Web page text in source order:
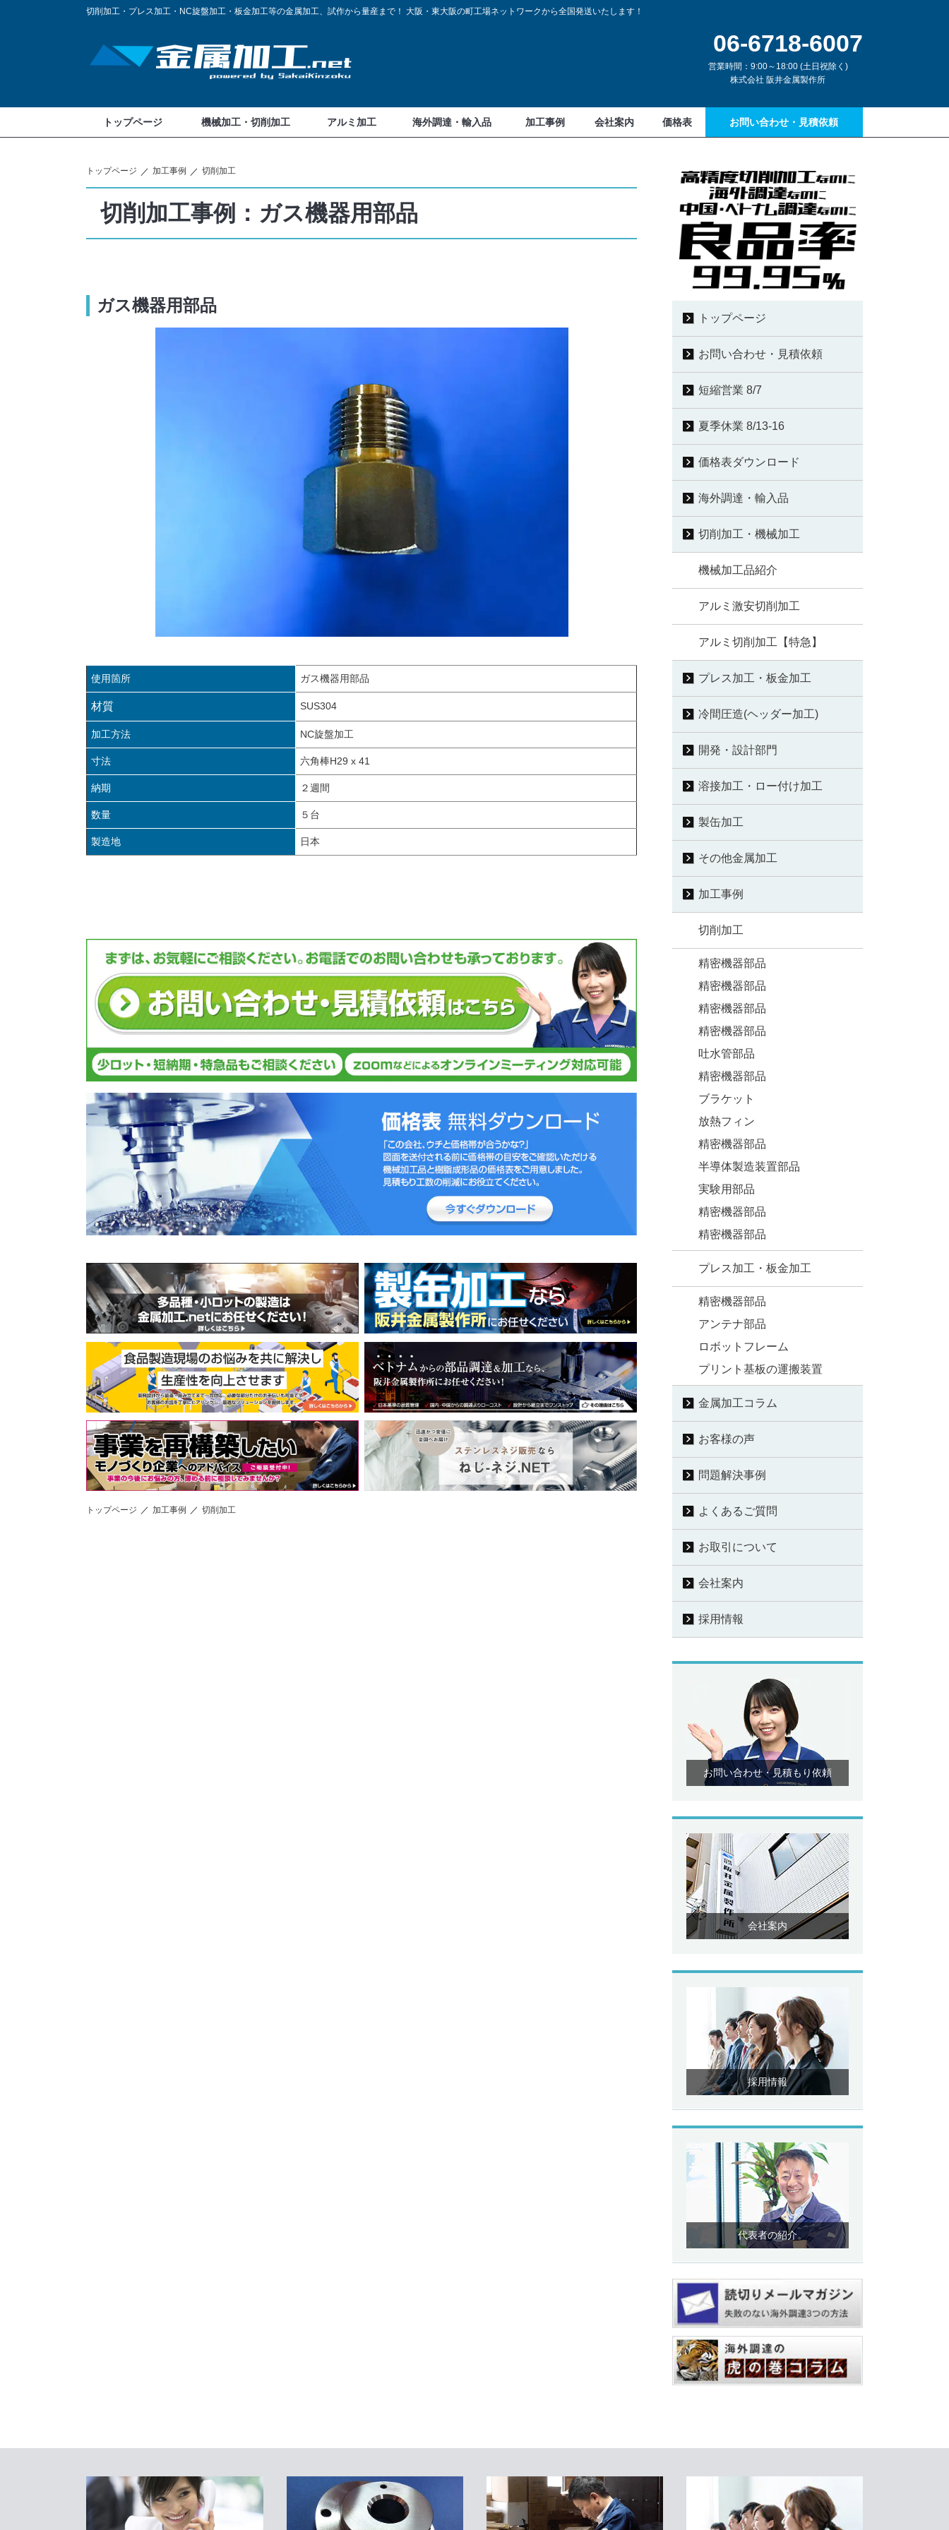
切削加工・プレス加工・NC旋盤加工・板金加工等の金属加工、試作から量産まで！ 大阪・東大阪の町工場ネットワークから全国発送いたします！
06-6718-6007
営業時間：9:00～18:00 (土日祝除く)
株式会社 阪井金属製作所
トップページ 機械加工・切削加工 アルミ加工 海外調達・輸入品 加工事例 会社案内 価格表 お問い合わせ・見積依頼
トップページ 加工事例 切削加工
切削加工事例：ガス機器用部品
ガス機器用部品
使用箇所 ガス機器用部品
材質 SUS304
加工方法 NC旋盤加工
寸法 六角棒H29 x 41
納期 ２週間
数量 ５台
製造地 日本
トップページ 加工事例 切削加工
トップページ
お問い合わせ・見積依頼
短縮営業 8/7
夏季休業 8/13-16
価格表ダウンロード
海外調達・輸入品
切削加工・機械加工
機械加工品紹介
アルミ激安切削加工
アルミ切削加工【特急】
プレス加工・板金加工
冷間圧造(ヘッダー加工)
開発・設計部門
溶接加工・ロー付け加工
製缶加工
その他金属加工
加工事例
切削加工
精密機器部品
精密機器部品
精密機器部品
精密機器部品
吐水管部品
精密機器部品
ブラケット
放熱フィン
精密機器部品
半導体製造装置部品
実験用部品
精密機器部品
精密機器部品
プレス加工・板金加工
精密機器部品
アンテナ部品
ロボットフレーム
プリント基板の運搬装置
金属加工コラム
お客様の声
問題解決事例
よくあるご質問
お取引について
会社案内
採用情報
お問い合わせ・見積もり依頼
会社案内
採用情報
代表者の紹介